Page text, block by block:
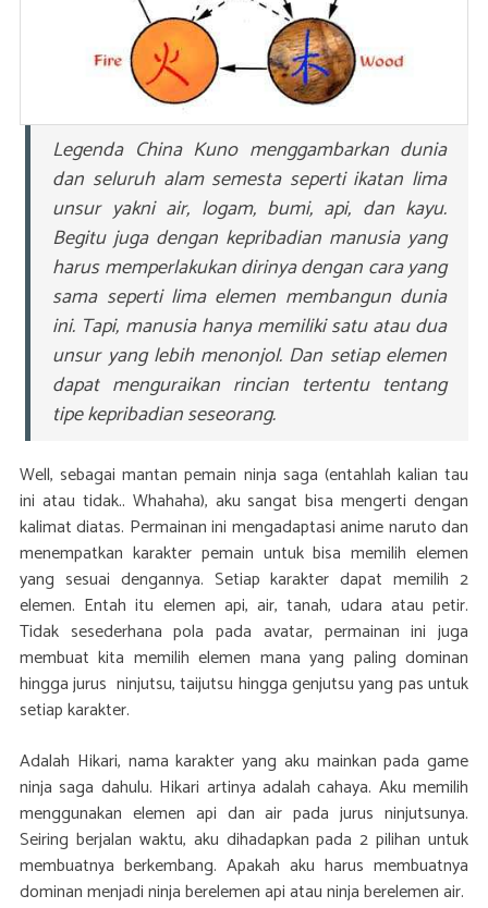
Legenda China Kuno menggambarkan dunia
dan seluruh alam semesta seperti ikatan lima
unsur yakni air, logam, bumi, api, dan kayu.
Begitu juga dengan kepribadian manusia yang
harus memperlakukan dirinya dengan cara yang
sama seperti lima elemen membangun dunia
ini. Tapi, manusia hanya memiliki satu atau dua
unsur yang lebih menonjol. Dan setiap elemen
dapat menguraikan rincian tertentu tentang
tipe kepribadian seseorang.
Well, sebagai mantan pemain ninja saga (entahlah kalian tau
ini atau tidak.. Whahaha), aku sangat bisa mengerti dengan
kalimat diatas. Permainan ini mengadaptasi anime naruto dan
menempatkan karakter pemain untuk bisa memilih elemen
yang sesuai dengannya. Setiap karakter dapat memilih 2
elemen. Entah itu elemen api, air, tanah, udara atau petir.
Tidak sesederhana pola pada avatar, permainan ini juga
membuat kita memilih elemen mana yang paling dominan
hingga jurus ninjutsu, taijutsu hingga genjutsu yang pas untuk
setiap karakter.
Adalah Hikari, nama karakter yang aku mainkan pada game
ninja saga dahulu. Hikari artinya adalah cahaya. Aku memilih
menggunakan elemen api dan air pada jurus ninjutsunya.
Seiring berjalan waktu, aku dihadapkan pada 2 pilihan untuk
membuatnya berkembang. Apakah aku harus membuatnya
dominan menjadi ninja berelemen api atau ninja berelemen air.